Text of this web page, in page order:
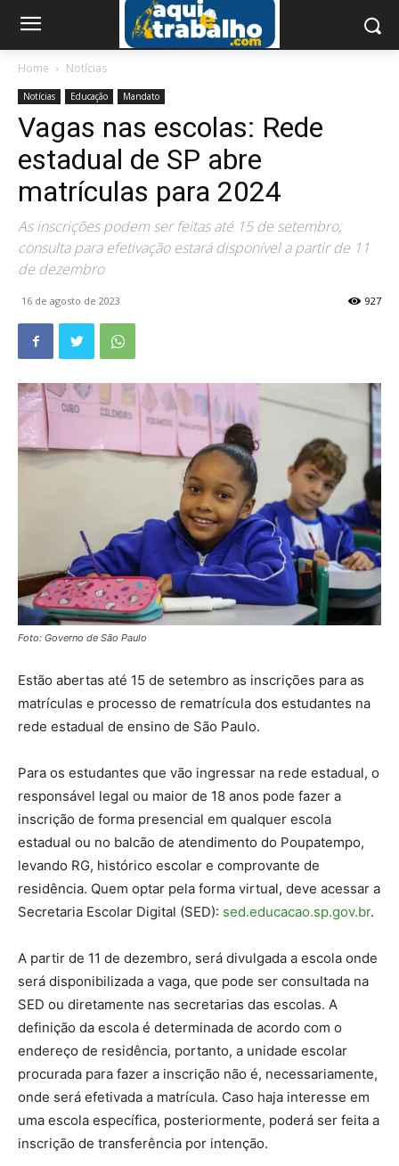
Home Notícias
Notícias Educação Mandato
Vagas nas escolas: Rede
estadual de SP abre
matrículas para 2024
As inscrições podem ser feitas até 15 de setembro;
consulta para efetivação estará disponível a partir de 11
de dezembro
16 de agosto de 2023 927
Foto: Governo de São Paulo
Estão abertas até 15 de setembro as inscrições para as
matrículas e processo de rematrícula dos estudantes na
rede estadual de ensino de São Paulo.
Para os estudantes que vão ingressar na rede estadual, o
responsável legal ou maior de 18 anos pode fazer a
inscrição de forma presencial em qualquer escola
estadual ou no balcão de atendimento do Poupatempo,
levando RG, histórico escolar e comprovante de
residência. Quem optar pela forma virtual, deve acessar a
Secretaria Escolar Digital (SED): sed.educacao.sp.gov.br.
A partir de 11 de dezembro, será divulgada a escola onde
será disponibilizada a vaga, que pode ser consultada na
SED ou diretamente nas secretarias das escolas. A
definição da escola é determinada de acordo com o
endereço de residência, portanto, a unidade escolar
procurada para fazer a inscrição não é, necessariamente,
onde será efetivada a matrícula. Caso haja interesse em
uma escola específica, posteriormente, poderá ser feita a
inscrição de transferência por intenção.